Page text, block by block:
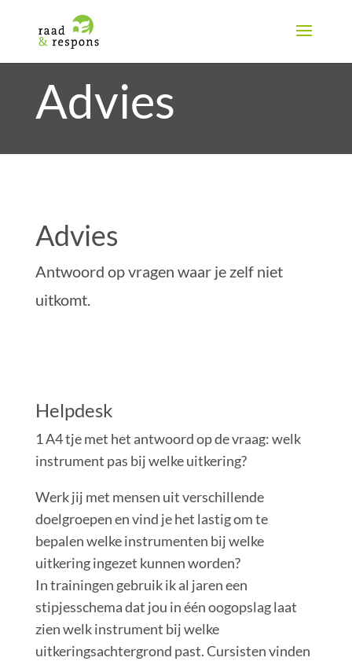
Advies
Advies
Antwoord op vragen waar je zelf niet
uitkomt.
Helpdesk
1 A4 tje met het antwoord op de vraag: welk
instrument pas bij welke uitkering?
Werk jij met mensen uit verschillende
doelgroepen en vind je het lastig om te
bepalen welke instrumenten bij welke
uitkering ingezet kunnen worden?
In trainingen gebruik ik al jaren een
stipjesschema dat jou in één oogopslag laat
zien welk instrument bij welke
uitkeringsachtergrond past. Cursisten vinden